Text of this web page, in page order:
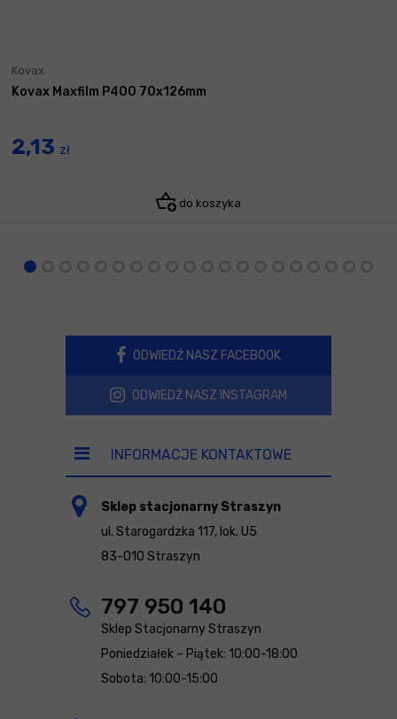
Kovax
Kovax Maxfilm P400 70x126mm
2,13 zł
do koszyka
ODWIEDŹ NASZ FACEBOOK
ODWIEDŹ NASZ INSTAGRAM
INFORMACJE KONTAKTOWE
Sklep stacjonarny Straszyn
ul. Starogardzka 117, lok. U5
83-010 Straszyn
797 950 140
Sklep Stacjonarny Straszyn
Poniedziałek – Piątek: 10:00-18:00
Sobota: 10:00-15:00